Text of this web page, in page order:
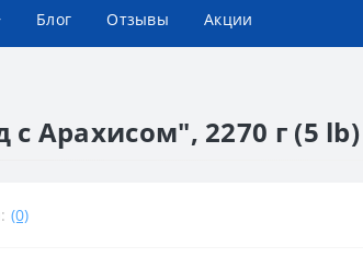
Блог Отзывы Акции
Арахисом", 2270 г (5 lb)
(0)